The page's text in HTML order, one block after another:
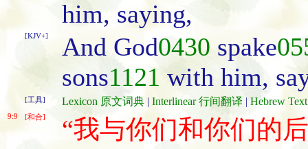
him, saying,
[KJV+] And God0430 spake
sons1121 with him,
[工具] Lexicon 原文词典 | Interlinear 行间翻译 | Hebrew
9:9 [和合] “我与你们和你们的